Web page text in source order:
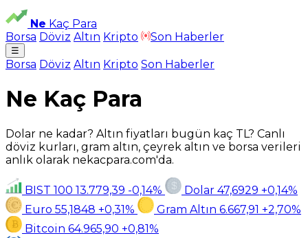
Ne Kaç Para
Borsa Döviz Altın Kripto Son Haberler
☰
Borsa Döviz Altın Kripto Son Haberler
Ne Kaç Para
Dolar ne kadar? Altın fiyatları bugün kaç TL? Canlı
döviz kurları, gram altın, çeyrek altın ve borsa verileri
anlık olarak nekacpara.com'da.
BIST 100 13.779,39 -0,14% Dolar 47,6929 +0,14%
Euro 55,1848 +0,31% Gram Altın 6.667,91 +2,70%
Bitcoin 64.965,90 +0,81%